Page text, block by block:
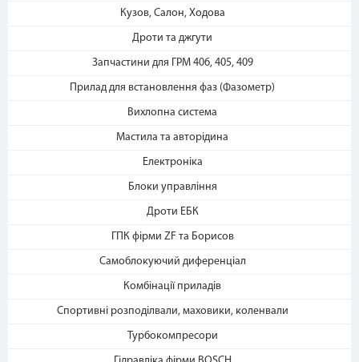
Кузов, Салон, Ходова
Дроти та джгути
Запчастини для ГРМ 406, 405, 409
Прилад для встановлення фаз (Фазометр)
Вихлопна система
Мастила та авторідина
Електроніка
Блоки управління
Дроти ЕБК
ГПК фірми ZF та Борисов
Самоблокуючий диференціал
Комбінації приладів
Спортивні розподілвали, маховики, коленвали
Турбокомпресори
2. Выберите способ оплаты –
«Мгновенная рассрочка»
платежей и совершите
покупку. С Вашей карты